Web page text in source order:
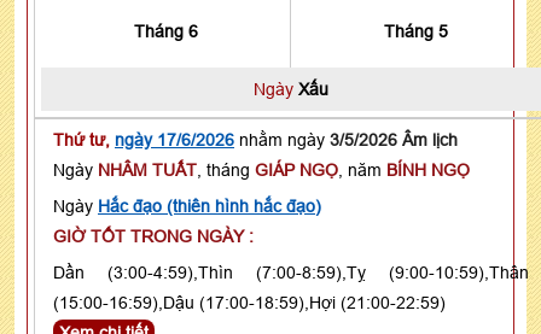
Tháng 6 Tháng 5
Ngày Xấu
Thứ tư, ngày 17/6/2026 nhằm ngày 3/5/2026 Âm lịch
Ngày NHÂM TUẤT , tháng GIÁP NGỌ , năm BÍNH NGỌ
Ngày Hắc đạo (thiên hình hắc đạo)
GIỜ TỐT TRONG NGÀY :
Dần (3:00-4:59),Thìn (7:00-8:59),Tỵ (9:00-10:59),Thân
(15:00-16:59),Dậu (17:00-18:59),Hợi (21:00-22:59)